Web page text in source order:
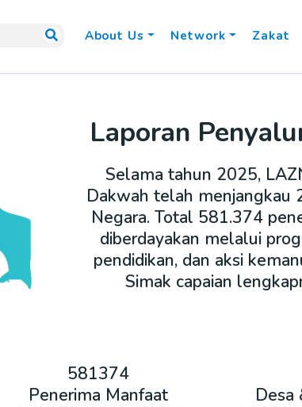
About Us Network Zakat
Laporan
Selama tahun 2025,
Dakwah telah menjangkau
Negara. Total 581.374
diberdayakan melalui
pendidikan, dan aksi
Simak capaian
581374
Penerima Manfaat
Desa